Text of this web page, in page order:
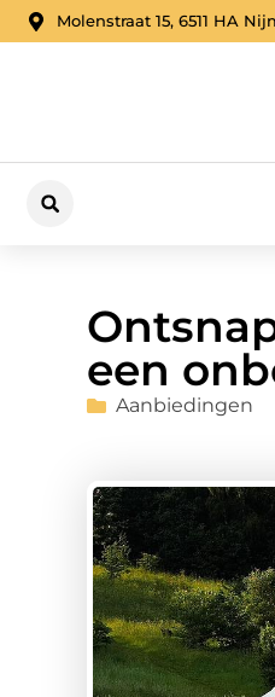
Molenstraat 15, 6511 HA
een
Aanbiedingen